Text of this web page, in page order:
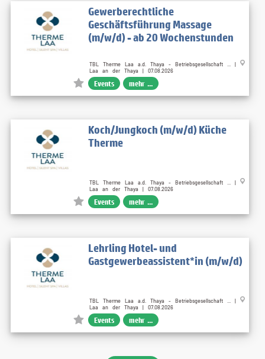
Gewerberechtliche
Geschäftsführung Massage
(m/w/d) - ab 20 Wochenstunden
TBL Therme Laa a.d. Thaya - Betriebsgesellschaft ... |
Laa an der Thaya | 07.08.2026
Events mehr ...
Koch/Jungkoch (m/w/d) Küche
Therme
TBL Therme Laa a.d. Thaya - Betriebsgesellschaft ... |
Laa an der Thaya | 07.08.2026
Events mehr ...
Lehrling Hotel- und
Gastgewerbeassistent*in (m/w/d)
TBL Therme Laa a.d. Thaya - Betriebsgesellschaft ... |
Laa an der Thaya | 07.08.2026
Events mehr ...